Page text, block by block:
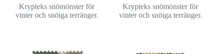
Krypteks snömönster för
vinter och snöiga terränger.
Krypteks snömönster för
vinter och snöiga terränger.